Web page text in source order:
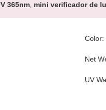
365nm mini verificador de
Color:
Net
UV